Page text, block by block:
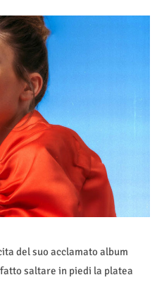
del suo acclamato album
saltare in piedi la platea